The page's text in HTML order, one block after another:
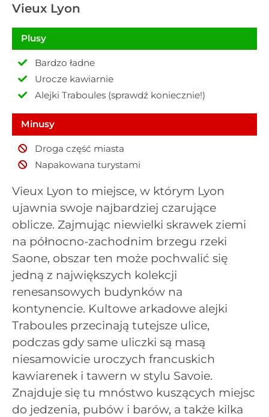
Vieux Lyon
Plusy
Bardzo ładne
Urocze kawiarnie
Alejki Traboules (sprawdź koniecznie!)
Minusy
Droga część miasta
Napakowana turystami
Vieux Lyon to miejsce, w którym Lyon
ujawnia swoje najbardziej czarujące
oblicze. Zajmując niewielki skrawek ziemi
na północno-zachodnim brzegu rzeki
Saone, obszar ten może pochwalić się
jedną z największych kolekcji
renesansowych budynków na
kontynencie. Kultowe arkadowe alejki
Traboules przecinają tutejsze ulice,
podczas gdy same uliczki są masą
niesamowicie uroczych francuskich
kawiarenek i tawern w stylu Savoie.
Znajduje się tu mnóstwo kuszących miejsc
do jedzenia, pubów i barów, a także kilka